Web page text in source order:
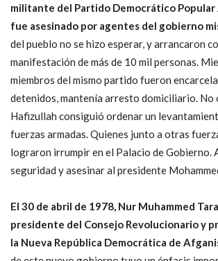
militante del Partido Democrático Popular
fue asesinado por agentes del gobierno
del pueblo no se hizo esperar, y arrancaron
manifestación de más de 10 mil personas.
miembros del mismo partido fueron
detenidos, mantenía arresto domiciliario. No
Hafizullah consiguió ordenar un
fuerzas armadas. Quienes junto a otras
lograron irrumpir en el Palacio de Gobierno.
seguridad y asesinar al presidente
El 30 de abril de 1978, Nur Muhammed
presidente del Consejo Revolucionario y
la Nueva República Democrática de